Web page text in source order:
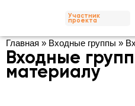
Участник
проекта
Главная » Входные группы »
Входные
материалу